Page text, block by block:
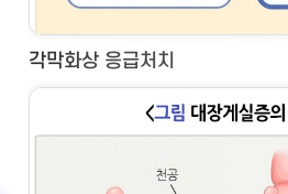
각막화상 응급처치